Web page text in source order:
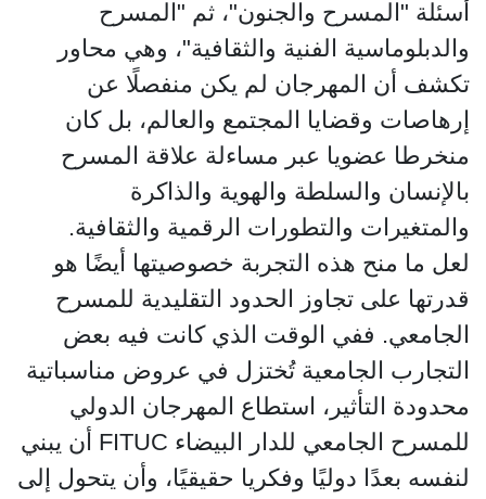
أسئلة "المسرح والجنون"، ثم "المسرح
والدبلوماسية الفنية والثقافية"، وهي محاور
تكشف أن المهرجان لم يكن منفصلًا عن
إرهاصات وقضايا المجتمع والعالم، بل كان
منخرطا عضويا عبر مساءلة علاقة المسرح
بالإنسان والسلطة والهوية والذاكرة
والمتغيرات والتطورات الرقمية والثقافية.
لعل ما منح هذه التجربة خصوصيتها أيضًا هو
قدرتها على تجاوز الحدود التقليدية للمسرح
الجامعي. ففي الوقت الذي كانت فيه بعض
التجارب الجامعية تُختزل في عروض مناسباتية
محدودة التأثير، استطاع المهرجان الدولي
للمسرح الجامعي للدار البيضاء FITUC أن يبني
لنفسه بعدًا دوليًا وفكريا حقيقيًا، وأن يتحول إلى